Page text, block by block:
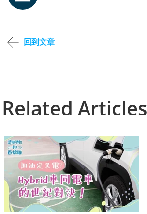
回到文章
Related Articles